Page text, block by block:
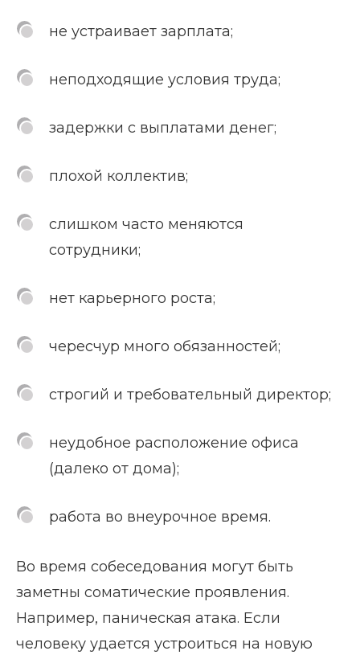
не устраивает зарплата;
неподходящие условия труда;
задержки с выплатами денег;
плохой коллектив;
слишком часто меняются
сотрудники;
нет карьерного роста;
чересчур много обязанностей;
строгий и требовательный директор;
неудобное расположение офиса
(далеко от дома);
работа во внеурочное время.
Во время собеседования могут быть
заметны соматические проявления.
Например, паническая атака. Если
человеку удается устроиться на новую